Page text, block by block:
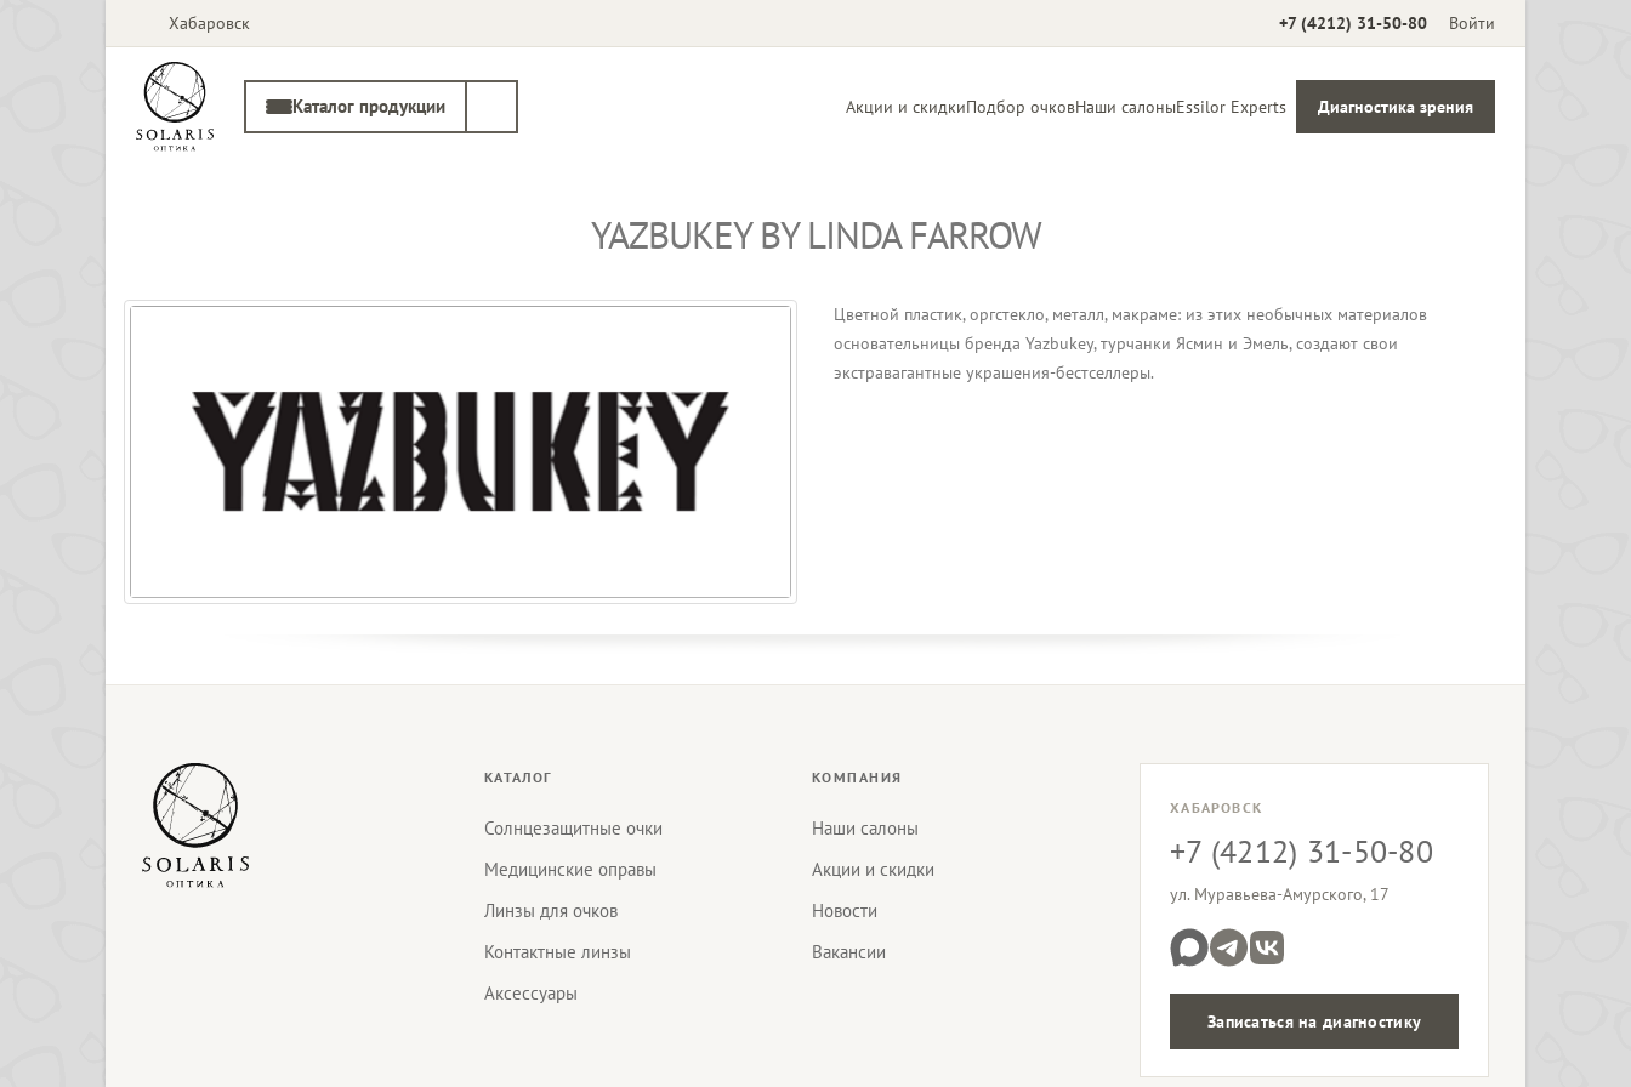
Хабаровск +7 (4212) 31-50-80 Войти
Каталог продукции Акции и скидкиПодбор очковНаши салоныEssilor Experts Диагностика зрения
Линзы
для очков
Контактные
линзы
YAZBUKEY BY LINDA FARROW
Цветной пластик, оргстекло, металл, макраме: из этих необычных материалов
основательницы бренда Yazbukey, турчанки Ясмин и Эмель, создают свои
экстравагантные украшения-бестселлеры.
КАТАЛОГ
Солнцезащитные очки
Медицинские оправы
Линзы для очков
Контактные линзы
Аксессуары
КОМПАНИЯ
Наши салоны
Акции и скидки
Новости
Вакансии
ХАБАРОВСК
+7 (4212) 31-50-80
ул. Муравьева-Амурского, 17
Записаться на диагностику